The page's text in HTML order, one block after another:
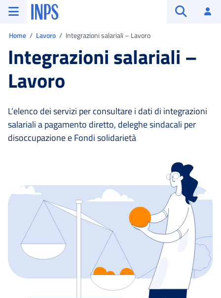
Vai al menu principale
Vai al contenuto principale
Vai al pie' di pagina
INPS ()
Home Lavoro Integrazioni salariali – Lavoro
Integrazioni salariali –
Lavoro
L’elenco dei servizi per consultare i dati di integrazioni
salariali a pagamento diretto, deleghe sindacali per
disoccupazione e Fondi solidarietà